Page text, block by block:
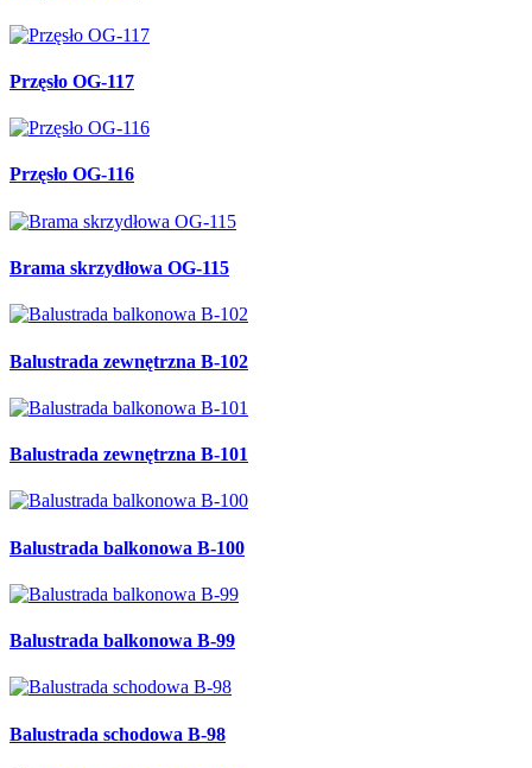
Przęsło OG-117
Przęsło OG-116
Brama skrzydłowa OG-115
Balustrada zewnętrzna B-102
Balustrada zewnętrzna B-101
Balustrada balkonowa B-100
Balustrada balkonowa B-99
Balustrada schodowa B-98